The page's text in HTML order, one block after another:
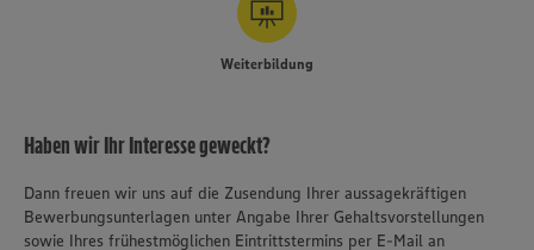
Weiterbildung
Haben wir Ihr Interesse geweckt?
Dann freuen wir uns auf die Zusendung Ihrer aussagekräftigen
Bewerbungsunterlagen unter Angabe Ihrer Gehaltsvorstellungen
sowie Ihres frühestmöglichen Eintrittstermins per E-Mail an